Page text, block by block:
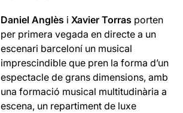
Daniel Anglès i Xavier Torras porten
per primera vegada en directe a un
escenari barceloní un musical
imprescindible que pren la forma d’un
espectacle de grans dimensions, amb
una formació musical multitudinària a
escena, un repartiment de luxe